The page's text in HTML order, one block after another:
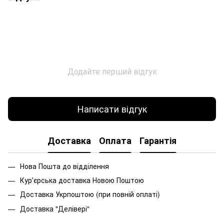
Додайте перший відгук
Написати відгук
Доставка Оплата Гарантія
Нова Пошта до відділення
Курʼєрська доставка Новою Поштою
Доставка Укрпоштою (при повній оплаті)
Доставка "Делівері"